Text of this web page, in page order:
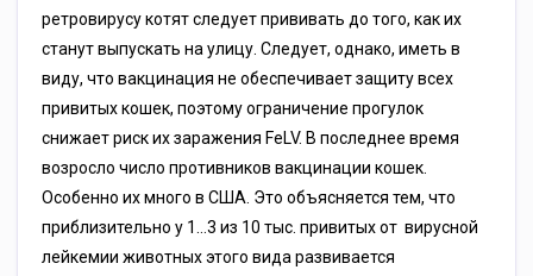
ретровирусу котят следует прививать до того, как их
станут выпускать на улицу. Следует, однако, иметь в
виду, что вакцинация не обеспечивает защиту всех
привитых кошек, поэтому ограничение прогулок
снижает риск их заражения FеLV. В последнее время
возросло число противников вакцинации кошек.
Особенно их много в США. Это объясняется тем, что
приблизительно у 1…3 из 10 тыс. привитых от вирусной
лейкемии животных этого вида развивается